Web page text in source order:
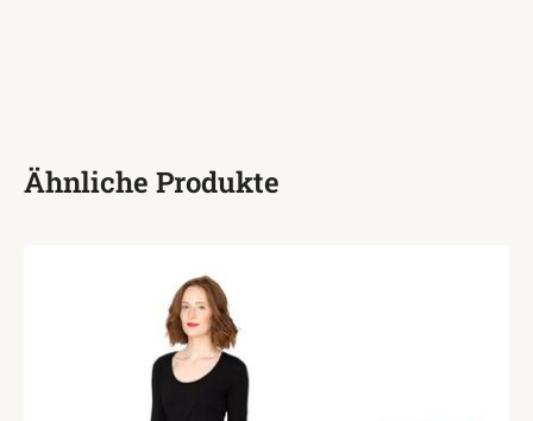
Ähnliche Produkte